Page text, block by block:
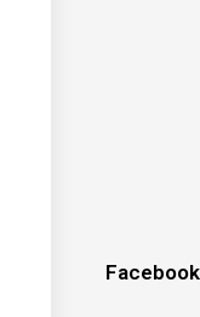
Facebook